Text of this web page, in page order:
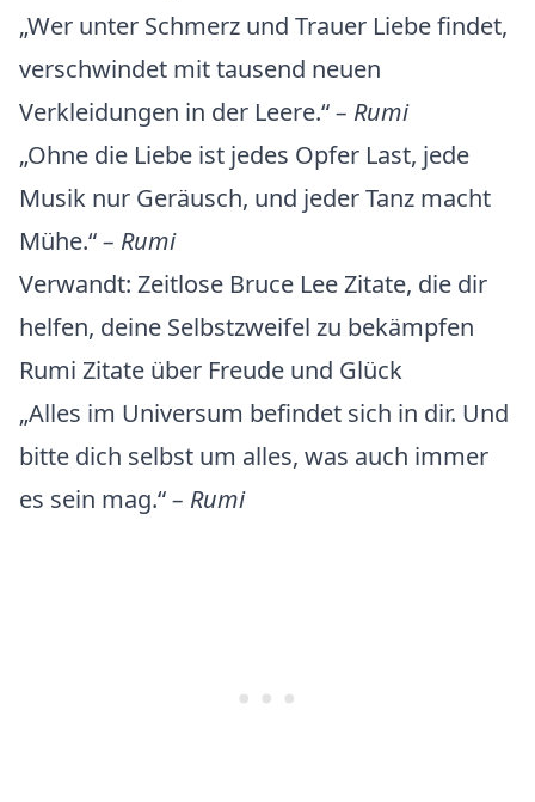
„Wer unter Schmerz und Trauer Liebe findet,
verschwindet mit tausend neuen
Verkleidungen in der Leere.“– Rumi
„Ohne die Liebe ist jedes Opfer Last, jede
Musik nur Geräusch, und jeder Tanz macht
Mühe.“– Rumi
Verwandt: Zeitlose Bruce Lee Zitate, die dir
helfen, deine Selbstzweifel zu bekämpfen
Rumi Zitate über Freude und Glück
„Alles im Universum befindet sich in dir. Und
bitte dich selbst um alles, was auch immer
es sein mag.“– Rumi